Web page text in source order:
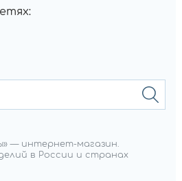
— интернет-магазин.
в России и странах